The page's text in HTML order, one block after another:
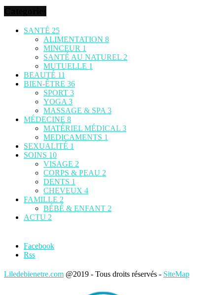
SANTÉ 25
ALIMENTATION 8
MINCEUR 1
SANTÉ AU NATUREL 2
MUTUELLE 1
BEAUTÉ 11
BIEN-ÊTRE 36
SPORT 3
YOGA 3
MASSAGE & SPA 3
MÉDECINE 8
MATÉRIEL MÉDICAL 3
MEDICAMENTS 1
SEXUALITÉ 1
SOINS 10
VISAGE 2
CORPS & PEAU 2
DENTS 1
CHEVEUX 4
FAMILLE 2
BÉBÉ & ENFANT 2
ACTU 2
Facebook
Rss
Liledebienetre.com @2019 - Tous droits réservés - SiteMap